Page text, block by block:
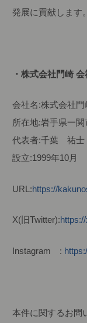
発展に貢献します。
・株式会社門崎
会社名:株式会社門
所在地:岩手県一
代表者:千葉 祐士
設立:1999年10月
URL:https://
X(旧Twitter):
Instagram :
本件に関するお問